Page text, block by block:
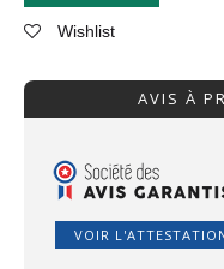
Wishlist
AVIS À
VOIR